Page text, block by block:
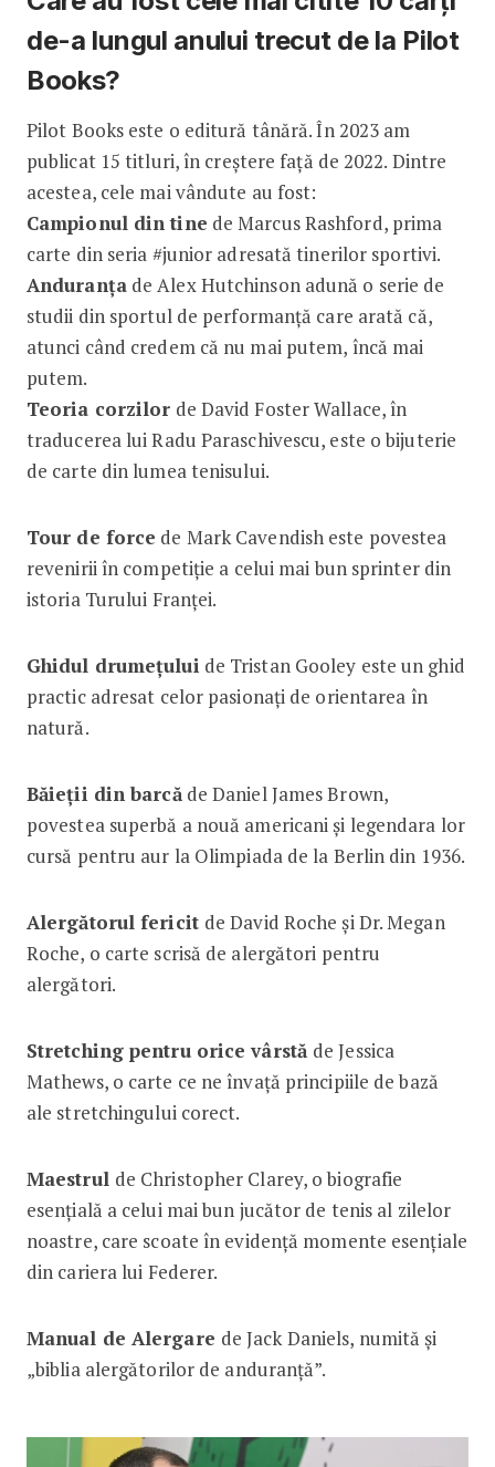
de-a lungul anului trecut de la Pilot
Books?
Pilot Books este o editură tânără. În 2023 am
publicat 15 titluri, în creștere față de 2022. Dintre
acestea, cele mai vândute au fost:
Campionul din tine de Marcus Rashford, prima
carte din seria #junior adresată tinerilor sportivi.
Anduranțade Alex Hutchinson adună o serie de
studii din sportul de performanță care arată că,
atunci când credem că nu mai putem, încă mai
putem.
Teoria corzilor de David Foster Wallace, în
traducerea lui Radu Paraschivescu, este o bijuterie
de carte din lumea tenisului.
Tour de force de Mark Cavendish este povestea
revenirii în competiție a celui mai bun sprinter din
istoria Turului Franței.
Ghidul drumețului de Tristan Gooley este un ghid
practic adresat celor pasionați de orientarea în
natură.
Băieții din barcăde Daniel James Brown,
povestea superbă a nouă americani și legendara lor
cursă pentru aur la Olimpiada de la Berlin din 1936.
Alergătorul fericit de David Roche și Dr. Megan
Roche, o carte scrisă de alergători pentru
alergători.
Stretching pentru orice vârstă de Jessica
Mathews, o carte ce ne învață principiile de bază
ale stretchingului corect.
Maestrul de Christopher Clarey, o biografie
esențială a celui mai bun jucător de tenis al zilelor
noastre, care scoate în evidență momente esențiale
din cariera lui Federer.
Manual de Alergare de Jack Daniels, numită și
„biblia alergătorilor de anduranță”.